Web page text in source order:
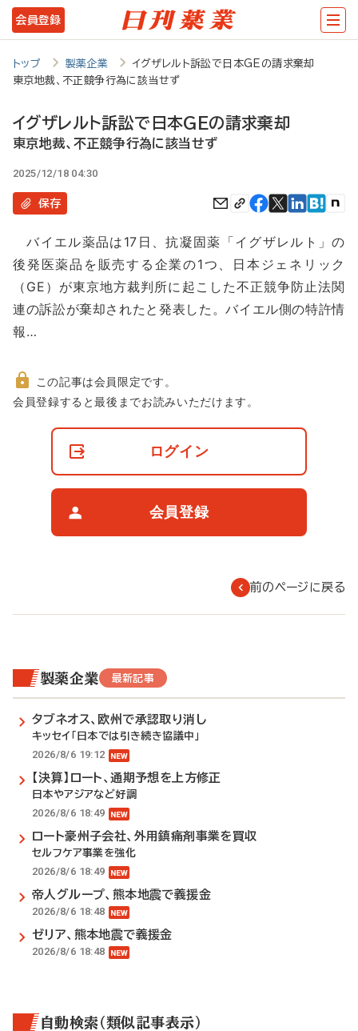
メ
イ
テ
ツ
に
動
会員登録
トップ 製薬企業
イグザレルト訴訟で日本GEの請求棄却
東京地裁、不正競争行為に該当せず
イグザレルト訴訟で日本GEの請求棄却
東京地裁、不正競争行為に該当せず
2025/12/18 04:30
保存
バイエル薬品は17日、抗凝固薬「イグザレルト」の
後発医薬品を販売する企業の1つ、日本ジェネリック
（GE）が東京地方裁判所に起こした不正競争防止法関
連の訴訟が棄却されたと発表した。バイエル側の特許情
報…
非
この記事は会員限定です。
会員登録すると最後までお読みいただけます。
ログイン
会員登録
前のページに戻る
製薬企業 最新記事
タブネオス、欧州で承認取り消し
キッセイ「日本では引き続き協議中」
2026/8/6 19:12
【決算】ロート、通期予想を上方修正
日本やアジアなど好調
2026/8/6 18:49
ロート豪州子会社、外用鎮痛剤事業を買収
セルフケア事業を強化
2026/8/6 18:49
帝人グループ、熊本地震で義援金
2026/8/6 18:48
ゼリア、熊本地震で義援金
2026/8/6 18:48
自動検索（類似記事表示）